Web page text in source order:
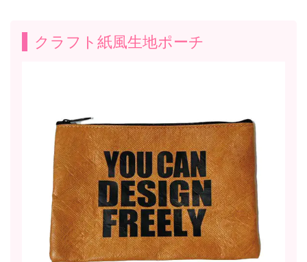
クラフト紙風生地ポーチ